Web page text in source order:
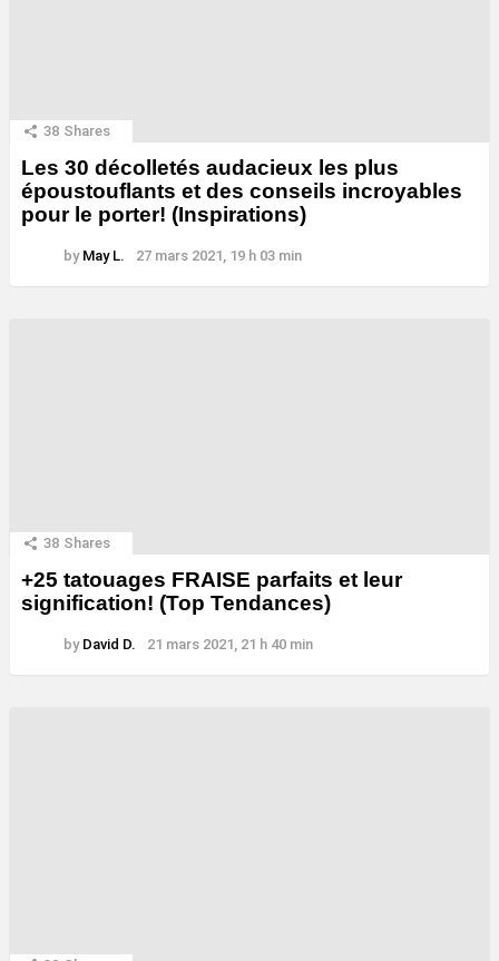
38 Shares
Les 30 décolletés audacieux les plus
époustouflants et des conseils incroyables
pour le porter! (Inspirations)
by May L. 27 mars 2021, 19 h 03 min
38 Shares
+25 tatouages ​​FRAISE parfaits et leur
signification! (Top Tendances)
by David D. 21 mars 2021, 21 h 40 min